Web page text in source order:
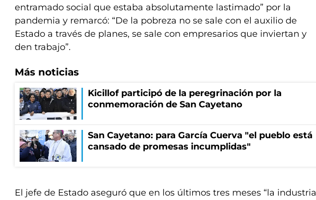
entramado social que estaba absolutamente lastimado” por la
pandemia y remarcó: “De la pobreza no se sale con el auxilio de
Estado a través de planes, se sale con empresarios que inviertan y
den trabajo”.
Más noticias
Kicillof participó de la peregrinación por la
conmemoración de San Cayetano
San Cayetano: para García Cuerva "el pueblo está
cansado de promesas incumplidas"
El jefe de Estado aseguró que en los últimos tres meses “la industria